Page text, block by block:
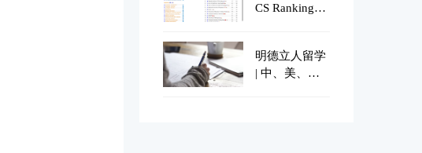
CS Rankings
梅3...UIUC比
MIT还厉害？
明德立人留学
| 中、美、